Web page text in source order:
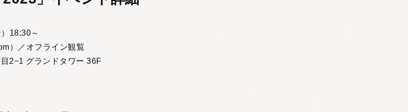
18:30～
）／オフライン観覧
2−1 グランドタワー 36F